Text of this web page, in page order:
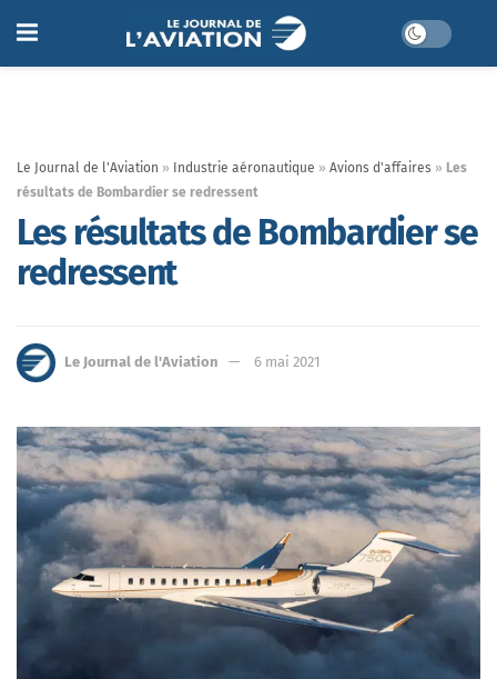
Le Journal de l'Aviation » Industrie aéronautique » Avions d'affaires » Les
résultats de Bombardier se redressent
Les résultats de Bombardier se
redressent
Le Journal de l'Aviation 6 mai 2021